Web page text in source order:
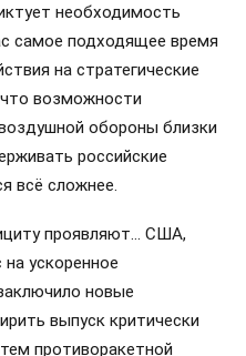
необходимость
самое подходящее время
на стратегические
возможности
обороны близки
российские
всё сложнее.
проявляют… США,
ускоренное
новые
выпуск критически
противоракетной